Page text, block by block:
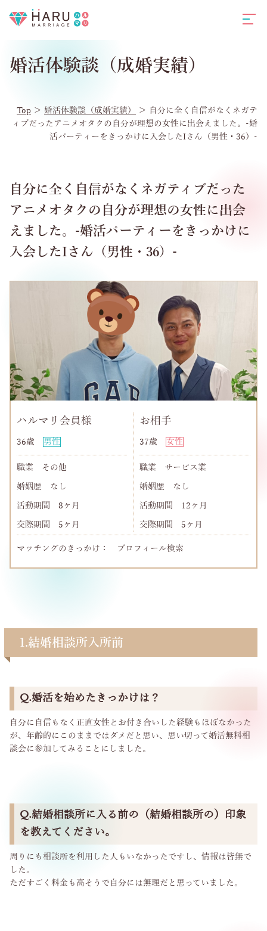
婚活体験談（成婚実績）
Top ＞ 婚活体験談（成婚実績） ＞ 自分に全く自信がなくネガテ
ィブだったアニメオタクの自分が理想の女性に出会えました。-婚
活パーティーをきっかけに入会したIさん（男性・36）-
自分に全く自信がなくネガティブだった
アニメオタクの自分が理想の女性に出会
えました。-婚活パーティーをきっかけに
入会したIさん（男性・36）-
ハルマリ会員様
36歳 男性
職業 その他
婚姻歴 なし
活動期間 8ヶ月
交際期間 5ヶ月
お相手
37歳 女性
職業 サービス業
婚姻歴 なし
活動期間 12ヶ月
交際期間 5ヶ月
マッチングのきっかけ： プロフィール検索
1.結婚相談所入所前
Q.婚活を始めたきっかけは？
自分に自信もなく正直女性とお付き合いした経験もほぼなかった
が、年齢的にこのままではダメだと思い、思い切って婚活無料相
談会に参加してみることにしました。
Q.結婚相談所に入る前の（結婚相談所の）印象
を教えてください。
周りにも相談所を利用した人もいなかったですし、情報は皆無で
した。
ただすごく料金も高そうで自分には無理だと思っていました。